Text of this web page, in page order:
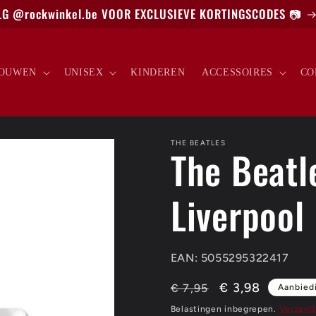
@rockwinkel.be VOOR EXCLUSIEVE KORTINGSCODES 📷
UNISEX KINDEREN ACCESSOIRES
THE BEATLES
The
EAN: 5055295322417
Normale
prijs
€ 7,95 € 3,98
Belastingen inbegrepen.